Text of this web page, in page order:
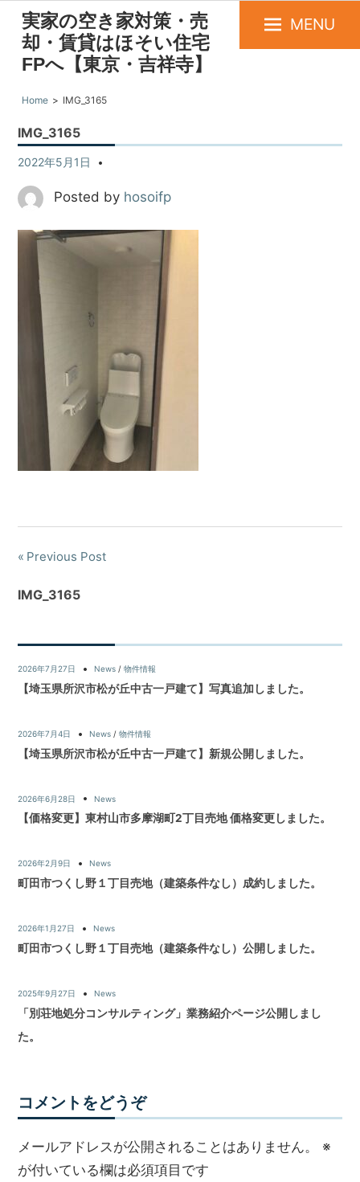
実家の空き家対策・売
却・賃貸はほそい住宅
FPへ【東京・吉祥寺】
MENU
Home IMG_3165
IMG_3165
2022年5月1日
Posted by hosoifp
Previous Post
IMG_3165
2026年7月27日 News/ 物件情報
【埼玉県所沢市松が丘中古一戸建て】写真追加しました。
2026年7月4日 News/ 物件情報
【埼玉県所沢市松が丘中古一戸建て】新規公開しました。
2026年6月28日 News
【価格変更】東村山市多摩湖町2丁目売地 価格変更しました。
2026年2月9日 News
町田市つくし野１丁目売地（建築条件なし）成約しました。
2026年1月27日 News
町田市つくし野１丁目売地（建築条件なし）公開しました。
2025年9月27日 News
「別荘地処分コンサルティング」業務紹介ページ公開しまし
た。
コメントをどうぞ
メールアドレスが公開されることはありません。
※
が付いている欄は必須項目です